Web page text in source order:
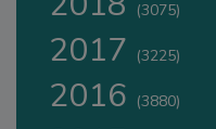
(3075)
2017 (3225)
2016 (3880)